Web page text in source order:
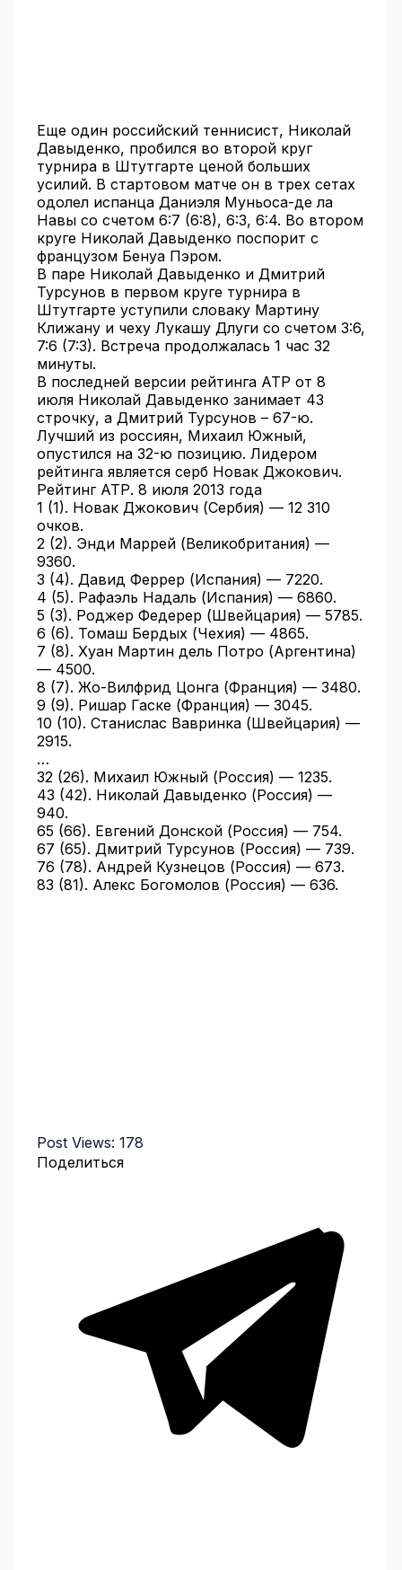
Еще один российский теннисист, Николай
Давыденко, пробился во второй круг
турнира в Штутгарте ценой больших
усилий. В стартовом матче он в трех сетах
одолел испанца Даниэля Муньоса-де ла
Навы со счетом 6:7 (6:8), 6:3, 6:4. Во втором
круге Николай Давыденко поспорит с
французом Бенуа Пэром.
В паре Николай Давыденко и Дмитрий
Турсунов в первом круге турнира в
Штутгарте уступили словаку Мартину
Клижану и чеху Лукашу Длуги со счетом 3:6,
7:6 (7:3). Встреча продолжалась 1 час 32
минуты.
В последней версии рейтинга ATP от 8
июля Николай Давыденко занимает 43
строчку, а Дмитрий Турсунов – 67-ю.
Лучший из россиян, Михаил Южный,
опустился на 32-ю позицию. Лидером
рейтинга является серб Новак Джокович.
Рейтинг АТР. 8 июля 2013 года
1 (1). Новак Джокович (Сербия) — 12 310
очков.
2 (2). Энди Маррей (Великобритания) —
9360.
3 (4). Давид Феррер (Испания) — 7220.
4 (5). Рафаэль Надаль (Испания) — 6860.
5 (3). Роджер Федерер (Швейцария) — 5785.
6 (6). Томаш Бердых (Чехия) — 4865.
7 (8). Хуан Мартин дель Потро (Аргентина)
— 4500.
8 (7). Жо-Вилфрид Цонга (Франция) — 3480.
9 (9). Ришар Гаске (Франция) — 3045.
10 (10). Станислас Вавринка (Швейцария) —
2915.
…
32 (26). Михаил Южный (Россия) — 1235.
43 (42). Николай Давыденко (Россия) —
940.
65 (66). Евгений Донской (Россия) — 754.
67 (65). Дмитрий Турсунов (Россия) — 739.
76 (78). Андрей Кузнецов (Россия) — 673.
83 (81). Алекс Богомолов (Россия) — 636.
Post Views: 178
Поделиться